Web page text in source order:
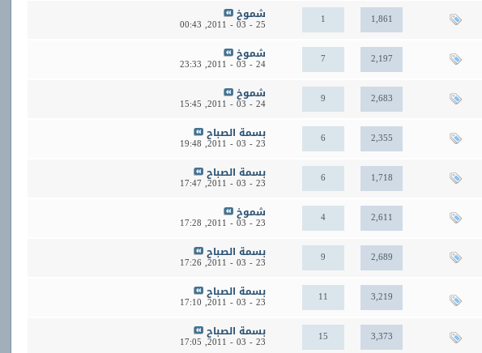
1 1,861 شموخ
25 - 03 - 2011,
00:43
7 2,197 شموخ
24 - 03 - 2011,
23:33
9 2,683 شموخ
24 - 03 - 2011,
15:45
6 2,355 بسمة الصباح
23 - 03 - 2011,
19:48
6 1,718 بسمة الصباح
23 - 03 - 2011,
17:47
4 2,611 شموخ
23 - 03 - 2011,
17:28
9 2,689 بسمة الصباح
23 - 03 - 2011,
17:26
11 3,219 بسمة الصباح
23 - 03 - 2011,
17:10
15 3,373 بسمة الصباح
23 - 03 - 2011,
17:05